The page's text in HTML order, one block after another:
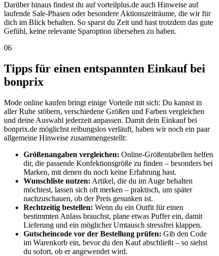
Darüber hinaus findest du auf vorteilplus.de auch Hinweise auf
laufende Sale-Phasen oder besondere Aktionszeiträume, die wir für
dich im Blick behalten. So sparst du Zeit und hast trotzdem das gute
Gefühl, keine relevante Sparoption übersehen zu haben.
06
Tipps für einen entspannten Einkauf bei
bonprix
Mode online kaufen bringt einige Vorteile mit sich: Du kannst in
aller Ruhe stöbern, verschiedene Größen und Farben vergleichen
und deine Auswahl jederzeit anpassen. Damit dein Einkauf bei
bonprix.de möglichst reibungslos verläuft, haben wir noch ein paar
allgemeine Hinweise zusammengestellt:
Größenangaben vergleichen: Online-Größentabellen helfen
dir, die passende Konfektionsgröße zu finden – besonders bei
Marken, mit denen du noch keine Erfahrung hast.
Wunschliste nutzen: Artikel, die du im Auge behalten
möchtest, lassen sich oft merken – praktisch, um später
nachzuschauen, ob der Preis gesunken ist.
Rechtzeitig bestellen: Wenn du ein Outfit für einen
bestimmten Anlass brauchst, plane etwas Puffer ein, damit
Lieferung und ein möglicher Umtausch stressfrei klappen.
Gutscheincode vor der Bestellung prüfen: Gib den Code
im Warenkorb ein, bevor du den Kauf abschließt – so siehst
du sofort, ob er angewendet wird.